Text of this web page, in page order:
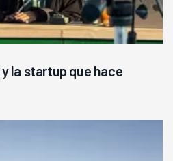
la startup que hace